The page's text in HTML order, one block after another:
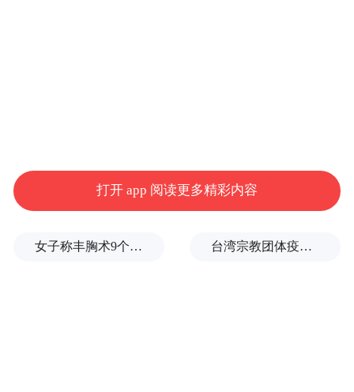
媒体人指责国际足联公布的上座数字不实
打开 app 阅读更多精彩内容
女子称丰胸术9个月后确诊乳腺癌，医美机构：手术不可能引发癌症，建议走司法途径 台湾宗教团体疫情期间求购新冠疫苗被骗10亿，蒋万安：民进党的错